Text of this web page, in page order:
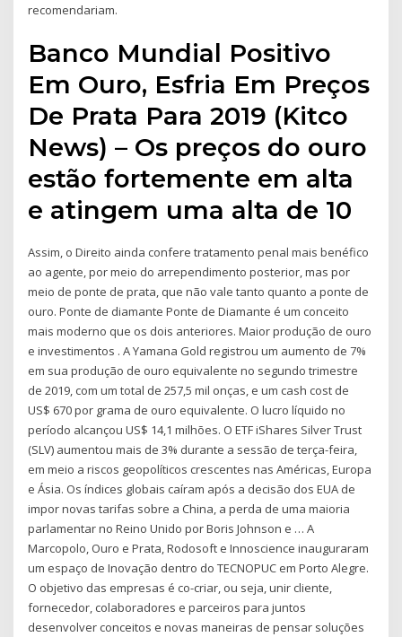
recomendariam.
Banco Mundial Positivo
Em Ouro, Esfria Em Preços
De Prata Para 2019 (Kitco
News) – Os preços do ouro
estão fortemente em alta
e atingem uma alta de 10
Assim, o Direito ainda confere tratamento penal mais benéfico
ao agente, por meio do arrependimento posterior, mas por
meio de ponte de prata, que não vale tanto quanto a ponte de
ouro. Ponte de diamante Ponte de Diamante é um conceito
mais moderno que os dois anteriores. Maior produção de ouro
e investimentos . A Yamana Gold registrou um aumento de 7%
em sua produção de ouro equivalente no segundo trimestre
de 2019, com um total de 257,5 mil onças, e um cash cost de
US$ 670 por grama de ouro equivalente. O lucro líquido no
período alcançou US$ 14,1 milhões. O ETF iShares Silver Trust
(SLV) aumentou mais de 3% durante a sessão de terça-feira,
em meio a riscos geopolíticos crescentes nas Américas, Europa
e Ásia. Os índices globais caíram após a decisão dos EUA de
impor novas tarifas sobre a China, a perda de uma maioria
parlamentar no Reino Unido por Boris Johnson e … A
Marcopolo, Ouro e Prata, Rodosoft e Innoscience inauguraram
um espaço de Inovação dentro do TECNOPUC em Porto Alegre.
O objetivo das empresas é co-criar, ou seja, unir cliente,
fornecedor, colaboradores e parceiros para juntos
desenvolver conceitos e novas maneiras de pensar soluções